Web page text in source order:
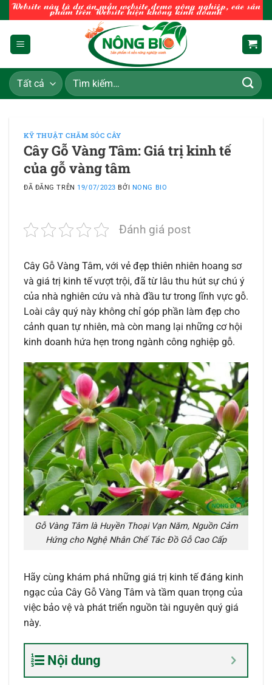
Chuyển
đến
nội
dung
Tìm
kiếm:
KỸ THUẬT CHĂM SÓC CÂY
Cây Gỗ Vàng Tâm: Giá trị kinh tế
của gỗ vàng tâm
ĐÃ ĐĂNG TRÊN 19/07/2023 BỞI NONG BIO
Đánh giá post
Cây Gỗ Vàng Tâm, với vẻ đẹp thiên nhiên hoang sơ
và giá trị kinh tế vượt trội, đã từ lâu thu hút sự chú ý
của nhà nghiên cứu và nhà đầu tư trong lĩnh vực gỗ.
Loài cây quý này không chỉ góp phần làm đẹp cho
cảnh quan tự nhiên, mà còn mang lại những cơ hội
kinh doanh hứa hẹn trong ngành công nghiệp gỗ.
Gỗ Vàng Tâm là Huyền Thoại Vạn Năm, Nguồn Cảm
Hứng cho Nghệ Nhân Chế Tác Đồ Gỗ Cao Cấp
Hãy cùng khám phá những giá trị kinh tế đáng kinh
ngạc của Cây Gỗ Vàng Tâm và tầm quan trọng của
việc bảo vệ và phát triển nguồn tài nguyên quý giá
này.
Nội dung